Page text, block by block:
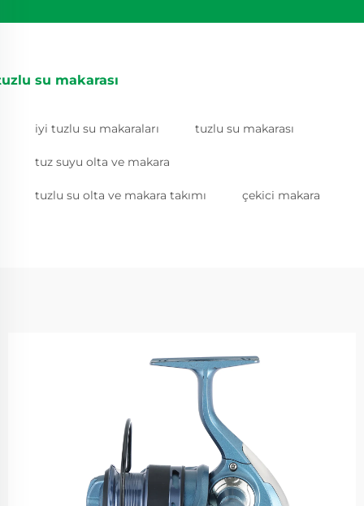
su makarası
iyi tuzlu su makaraları tuzlu su makarası
tuz suyu olta ve makara
tuzlu su olta ve makara takımı çekici makara